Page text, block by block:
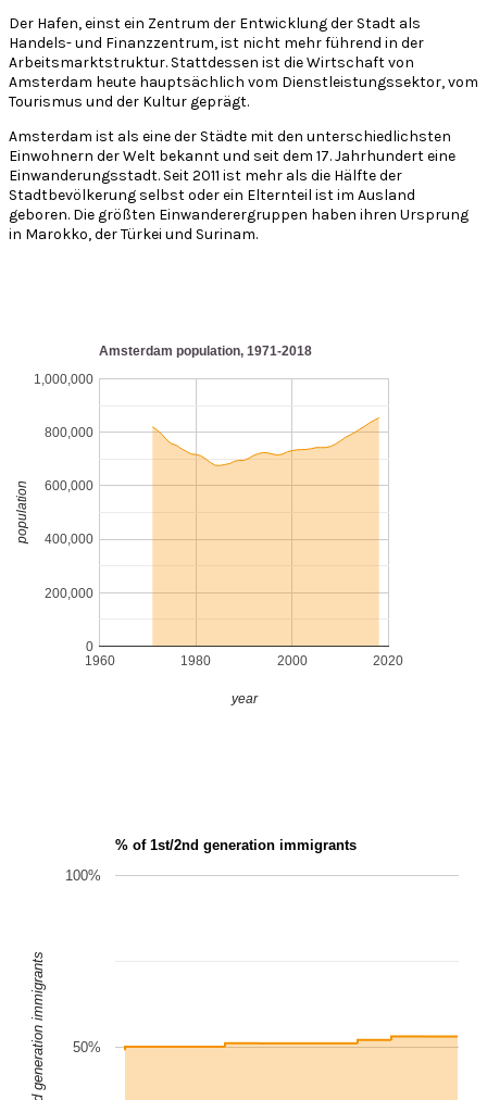
Der Hafen, einst ein Zentrum der Entwicklung der Stadt als
Handels- und Finanzzentrum, ist nicht mehr führend in der
Arbeitsmarktstruktur. Stattdessen ist die Wirtschaft von
Amsterdam heute hauptsächlich vom Dienstleistungssektor, vom
Tourismus und der Kultur geprägt.
Amsterdam ist als eine der Städte mit den unterschiedlichsten
Einwohnern der Welt bekannt und seit dem 17. Jahrhundert eine
Einwanderungsstadt. Seit 2011 ist mehr als die Hälfte der
Stadtbevölkerung selbst oder ein Elternteil ist im Ausland
geboren. Die größten Einwanderergruppen haben ihren Ursprung
in Marokko, der Türkei und Surinam.
Amsterdam population, 1971-2018
1960 1980 2000 2020
0
200,000
400,000
600,000
800,000
1,000,000
year
population
% of 1st/2nd generation immigrants
50%
100%
1st/2nd generation immigrants